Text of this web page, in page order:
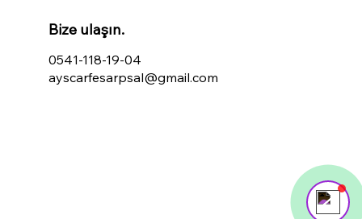
Bize ulaşın.
0541-118-19-04
ayscarfesarpsal@gmail.com
The trial's over, but the show must go on! 🎬